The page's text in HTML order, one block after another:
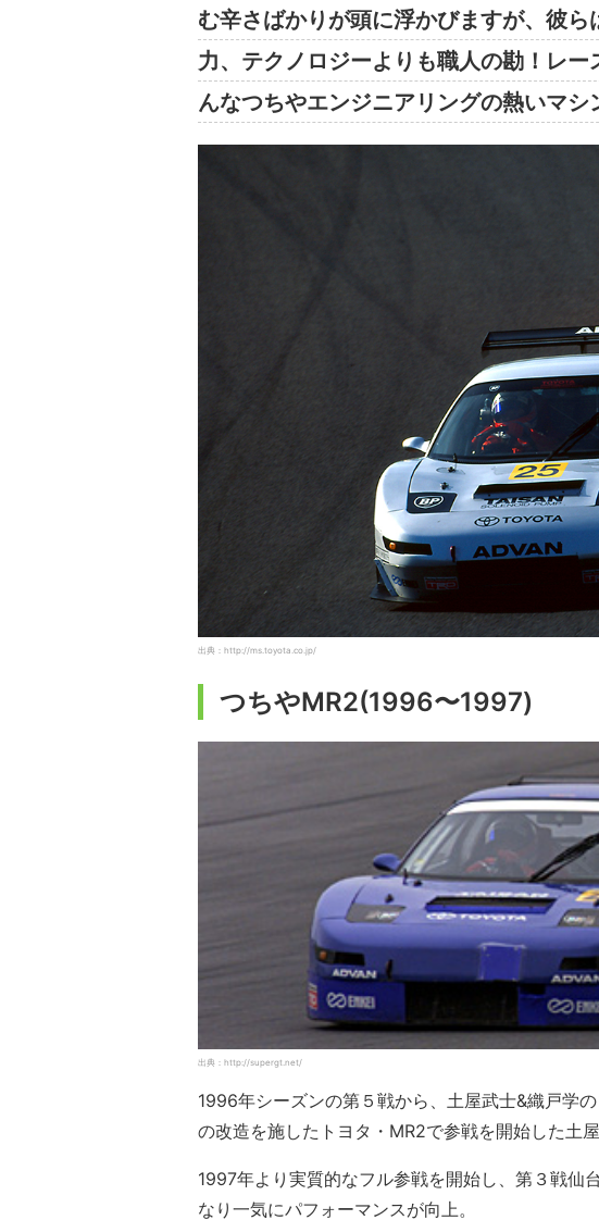
む辛さばかりが頭に浮かびますが、彼
力、テクノロジーよりも職人の勘！レー
んなつちやエンジニアリングの熱いマシ
出典：http://ms.toyota.co.jp/
つちやMR2(1996〜1997)
出典：http://supergt.net/
1996年シーズンの第５戦から、土屋武士&織戸学
の改造を施したトヨタ・MR2で参戦を開始した土
1997年より実質的なフル参戦を開始し、第３戦仙
なり一気にパフォーマンスが向上。